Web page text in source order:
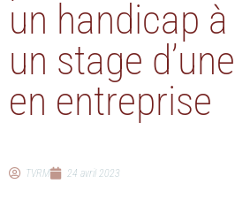
un handicap
un stage
en entreprise
TVRM 24 avril 2023